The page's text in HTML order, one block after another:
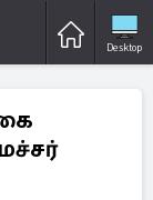
Desktop